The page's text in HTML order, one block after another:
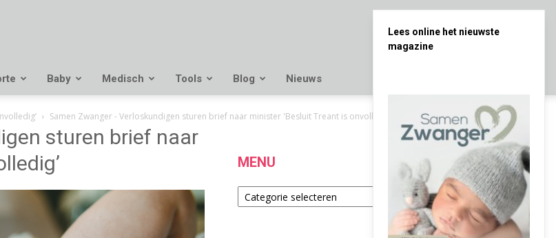
Baby Medisch Tools Blog Nieuws
Samen Zwanger - Verloskundigen sturen brief naar minister 'Besluit Treant is onvolledig'
sturen brief naar
MENU
Menu
Lees online het nieuwste
magazine